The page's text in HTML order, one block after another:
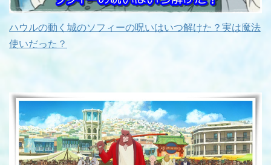
ハウルの動く城のソフィーの呪いはいつ解けた？実は魔法
使いだった？